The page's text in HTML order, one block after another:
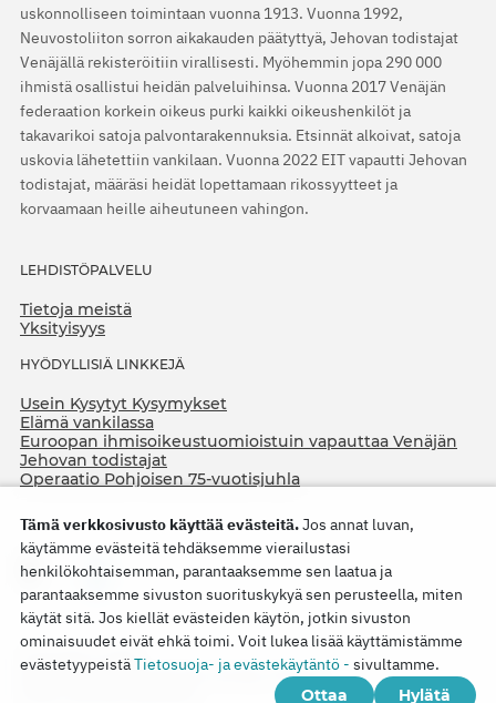
uskonnolliseen toimintaan vuonna 1913. Vuonna 1992,
Neuvostoliiton sorron aikakauden päätyttyä, Jehovan todistajat
Venäjällä rekisteröitiin virallisesti. Myöhemmin jopa 290 000
ihmistä osallistui heidän palveluihinsa. Vuonna 2017 Venäjän
federaation korkein oikeus purki kaikki oikeushenkilöt ja
takavarikoi satoja palvontarakennuksia. Etsinnät alkoivat, satoja
uskovia lähetettiin vankilaan. Vuonna 2022 EIT vapautti Jehovan
todistajat, määräsi heidät lopettamaan rikossyytteet ja
korvaamaan heille aiheutuneen vahingon.
LEHDISTÖPALVELU
Tietoja meistä
Yksityisyys
HYÖDYLLISIÄ LINKKEJÄ
Usein Kysytyt Kysymykset
Elämä vankilassa
Euroopan ihmisoikeustuomioistuin vapauttaa Venäjän
Jehovan todistajat
Operaatio Pohjoisen 75-vuotisjuhla
Copyright © 2026
Watch Tower Bible and Tract Society of Korea.
Tämä verkkosivusto käyttää evästeitä.Jos annat luvan,
käytämme evästeitä tehdäksemme vierailustasi
henkilökohtaisemman, parantaaksemme sen laatua ja
parantaaksemme sivuston suorituskykyä sen perusteella, miten
käytät sitä. Jos kiellät evästeiden käytön, jotkin sivuston
ominaisuudet eivät ehkä toimi. Voit lukea lisää käyttämistämme
evästetyypeistäTietosuoja- ja evästekäytäntö - sivultamme.
Ottaa
Hylätä